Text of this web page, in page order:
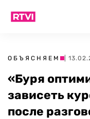
ОБЪЯСНЯЕМ |
«Буря
зависеть
после